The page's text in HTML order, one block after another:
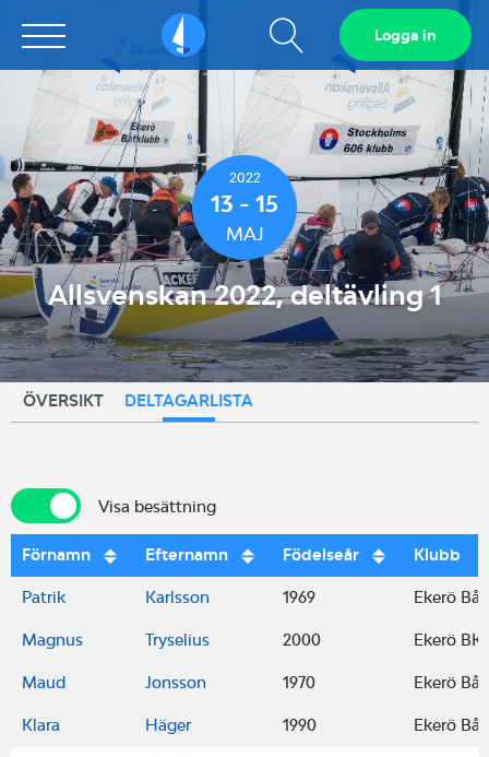
Sailarena Visa
sökfält
Logga in
2022
13 - 15
MAJ
Allsvenskan 2022, deltävling 1
ÖVERSIKT DELTAGARLISTA
Visa besättningVisa besättning
Förnamn Efternamn Födelseår Klubb
Patrik Karlsson 1969 Ekerö
Magnus Tryselius 2000 Ekerö BK
Maud Jonsson 1970 Ekerö
Klara Häger 1990 Ekerö